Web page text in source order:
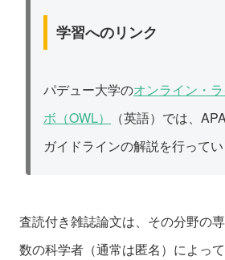
学習へのリンク
パデュー大学のオンライン・
ボ（OWL）
（英語）では、
ガイドラインの解説を行ってい
査読付き雑誌論文は、その分野の
数の科学者（通常は匿名）によっ